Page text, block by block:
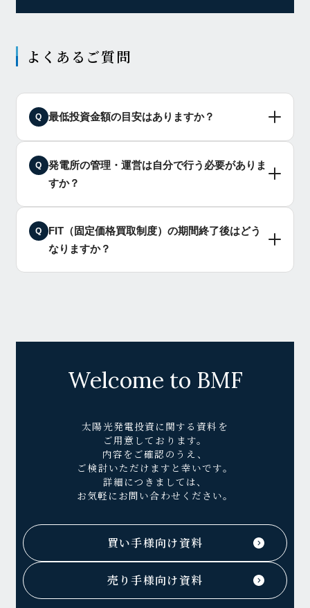
よくあるご質問
Q 最低投資金額の目安はありますか？
Q
発電所の管理・運営は自分で行う必要がありま
すか？
Q
FIT（固定価格買取制度）の期間終了後はどう
なりますか？
Welcome to BMF
太陽光発電投資に関する資料を
ご用意しております。
内容をご確認のうえ、
ご検討いただけますと幸いです。
詳細につきましては、
お気軽にお問い合わせください。
買い手様向け資料
売り手様向け資料